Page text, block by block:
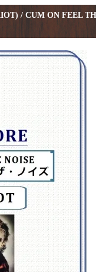
/ CUM ON FEEL